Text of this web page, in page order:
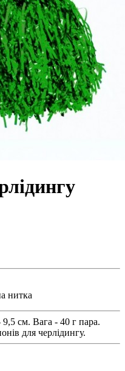
нитка
см. Вага - 40 г пара.
для черлідингу.